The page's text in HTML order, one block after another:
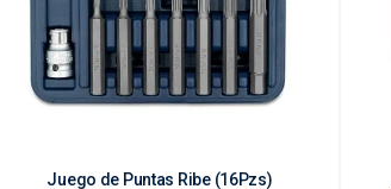
Juego de Puntas Ribe (16Pzs)